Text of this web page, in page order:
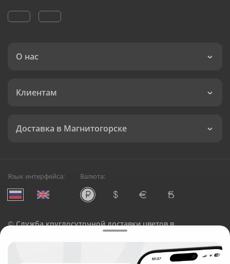
О нас
Клиентам
Доставка в Магнитогорске
Язык интерфейса: Валюта:
©Служба круглосуточной доставки цветов в
Русский Букет, 2026